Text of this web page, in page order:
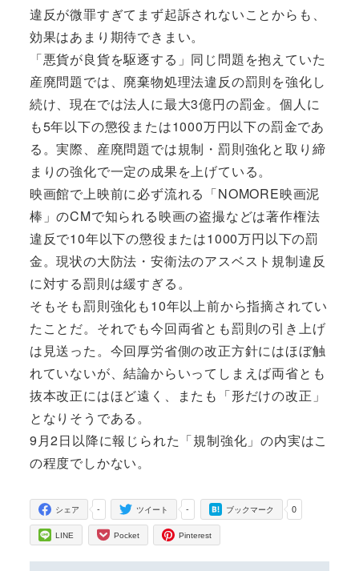
違反が微罪すぎてまず起訴されないことからも、
効果はあまり期待できまい。
「悪貨が良貨を駆逐する」同じ問題を抱えていた
産廃問題では、廃棄物処理法違反の罰則を強化し
続け、現在では法人に最大3億円の罰金。個人に
も5年以下の懲役または1000万円以下の罰金であ
る。実際、産廃問題では規制・罰則強化と取り締
まりの強化で一定の成果を上げている。
映画館で上映前に必ず流れる「NOMORE映画泥
棒」のCMで知られる映画の盗撮などは著作権法
違反で10年以下の懲役または1000万円以下の罰
金。現状の大防法・安衛法のアスベスト規制違反
に対する罰則は緩すぎる。
そもそも罰則強化も10年以上前から指摘されてい
たことだ。それでも今回両省とも罰則の引き上げ
は見送った。今回厚労省側の改正方針にはほぼ触
れていないが、結論からいってしまえば両省とも
抜本改正にはほど遠く、またも「形だけの改正」
となりそうである。
9月2日以降に報じられた「規制強化」の内実はこ
の程度でしかない。
-
シェア -
ツイート 0
ブックマーク
LINE Pocket Pinterest